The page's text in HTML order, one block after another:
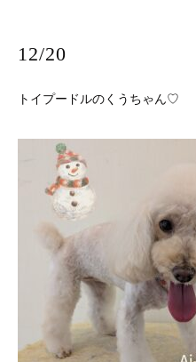
12/20
トイプードルのくうちゃん♡